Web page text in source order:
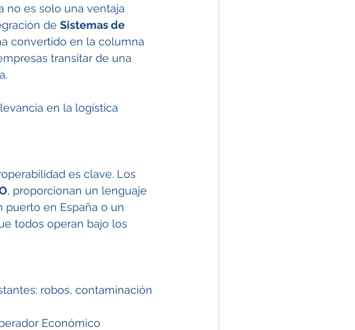
no es solo una ventaja
de Sistemas de
convertido en la columna
transitar de una
en la logística
es clave. Los
, proporcionan un lenguaje
puerto en España o un
todos operan bajo los
robos, contaminación
Económico